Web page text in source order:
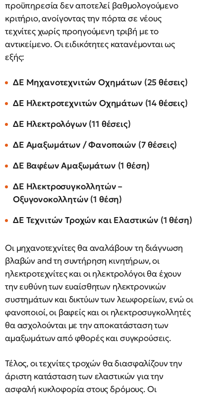
προϋπηρεσία δεν αποτελεί βαθμολογούμενο
κριτήριο, ανοίγοντας την πόρτα σε νέους
τεχνίτες χωρίς προηγούμενη τριβή με το
αντικείμενο. Οι ειδικότητες κατανέμονται ως
εξής:
ΔΕ Μηχανοτεχνιτών Οχημάτων (25 θέσεις)
ΔΕ Ηλεκτροτεχνιτών Οχημάτων (14 θέσεις)
ΔΕ Ηλεκτρολόγων (11 θέσεις)
ΔΕ Αμαξωμάτων / Φανοποιών (7 θέσεις)
ΔΕ Βαφέων Αμαξωμάτων (1 θέση)
ΔΕ Ηλεκτροσυγκολλητών –
Οξυγονοκολλητών (1 θέση)
ΔΕ Τεχνιτών Τροχών και Ελαστικών (1 θέση)
Οι μηχανοτεχνίτες θα αναλάβουν τη διάγνωση
βλαβών and τη συντήρηση κινητήρων, οι
ηλεκτροτεχνίτες και οι ηλεκτρολόγοι θα έχουν
την ευθύνη των ευαίσθητων ηλεκτρονικών
συστημάτων και δικτύων των λεωφορείων, ενώ οι
φανοποιοί, οι βαφείς και οι ηλεκτροσυγκολλητές
θα ασχολούνται με την αποκατάσταση των
αμαξωμάτων από φθορές και συγκρούσεις.
Τέλος, οι τεχνίτες τροχών θα διασφαλίζουν την
άριστη κατάσταση των ελαστικών για την
ασφαλή κυκλοφορία στους δρόμους. Οι